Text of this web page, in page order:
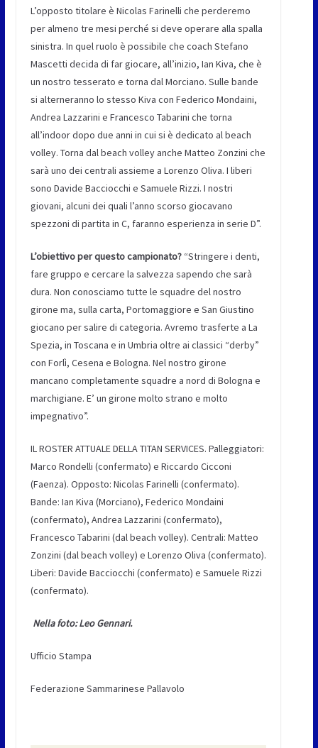
L’opposto titolare è Nicolas Farinelli che perderemo
per almeno tre mesi perché si deve operare alla spalla
sinistra. In quel ruolo è possibile che coach Stefano
Mascetti decida di far giocare, all’inizio, Ian Kiva, che è
un nostro tesserato e torna dal Morciano. Sulle bande
si alterneranno lo stesso Kiva con Federico Mondaini,
Andrea Lazzarini e Francesco Tabarini che torna
all’indoor dopo due anni in cui si è dedicato al beach
volley. Torna dal beach volley anche Matteo Zonzini che
sarà uno dei centrali assieme a Lorenzo Oliva. I liberi
sono Davide Bacciocchi e Samuele Rizzi. I nostri
giovani, alcuni dei quali l’anno scorso giocavano
spezzoni di partita in C, faranno esperienza in serie D”.
L’obiettivo per questo campionato?“Stringere i denti,
fare gruppo e cercare la salvezza sapendo che sarà
dura. Non conosciamo tutte le squadre del nostro
girone ma, sulla carta, Portomaggiore e San Giustino
giocano per salire di categoria. Avremo trasferte a La
Spezia, in Toscana e in Umbria oltre ai classici “derby”
con Forlì, Cesena e Bologna. Nel nostro girone
mancano completamente squadre a nord di Bologna e
marchigiane. E’ un girone molto strano e molto
impegnativo”.
IL ROSTER ATTUALE DELLA TITAN SERVICES. Palleggiatori:
Marco Rondelli (confermato) e Riccardo Cicconi
(Faenza). Opposto: Nicolas Farinelli (confermato).
Bande: Ian Kiva (Morciano), Federico Mondaini
(confermato), Andrea Lazzarini (confermato),
Francesco Tabarini (dal beach volley). Centrali: Matteo
Zonzini (dal beach volley) e Lorenzo Oliva (confermato).
Liberi: Davide Bacciocchi (confermato) e Samuele Rizzi
(confermato).
Nella foto: Leo Gennari.
Ufficio Stampa
Federazione Sammarinese Pallavolo